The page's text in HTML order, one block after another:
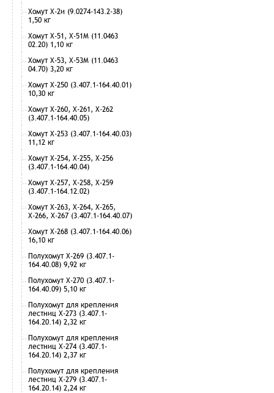
Хомут Х-2и (9.0274-143.2-38)
1,50 кг
Хомут Х-51, Х-51М (11.0463
02.20) 1,10 кг
Хомут Х-53, Х-53М (11.0463
04.70) 3,20 кг
Хомут Х-250 (3.407.1-164.40.01)
10,30 кг
Хомут Х-260, Х-261, Х-262
(3.407.1-164.40.05)
Хомут Х-253 (3.407.1-164.40.03)
11,12 кг
Хомут Х-254, Х-255, Х-256
(3.407.1-164.40.04)
Хомут Х-257, Х-258, Х-259
(3.407.1-164.12.02)
Хомут Х-263, Х-264, Х-265,
Х-266, Х-267 (3.407.1-164.40.07)
Хомут Х-268 (3.407.1-164.40.06)
16,10 кг
Полухомут Х-269 (3.407.1-
164.40.08) 9,92 кг
Полухомут Х-270 (3.407.1-
164.40.09) 5,10 кг
Полухомут для крепления
лестниц Х-273 (3.407.1-
164.20.14) 2,32 кг
Полухомут для крепления
лестниц Х-274 (3.407.1-
164.20.14) 2,37 кг
Полухомут для крепления
лестниц Х-279 (3.407.1-
164.20.14) 2,24 кг